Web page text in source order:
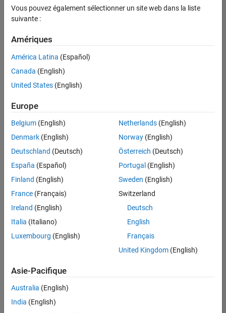
Gestion des programmes
Actuellement,
aucune
offre
d'emploi
correspondant
à vos
critères
de
recherche.
Vous
pouvez
élargir
votre
recherche
ou
afficher
l’ensemble
d'emploi.
malgré
tout
Vous pouvez également sélectionner un site web dans la liste
suivante :
Amériques
América Latina (Español)
Canada (English)
United States (English)
Europe
Belgium (English)
Denmark (English)
Deutschland (Deutsch)
España (Español)
Finland (English)
France (Français)
Ireland (English)
Italia (Italiano)
Luxembourg (English)
Netherlands(English)
Norway(English)
Österreich (Deutsch)
Portugal (English)
Sweden (English)
Switzerland
Deutsch
English
Français
United Kingdom(English)
Asie-Pacifique
Australia (English)
India (English)